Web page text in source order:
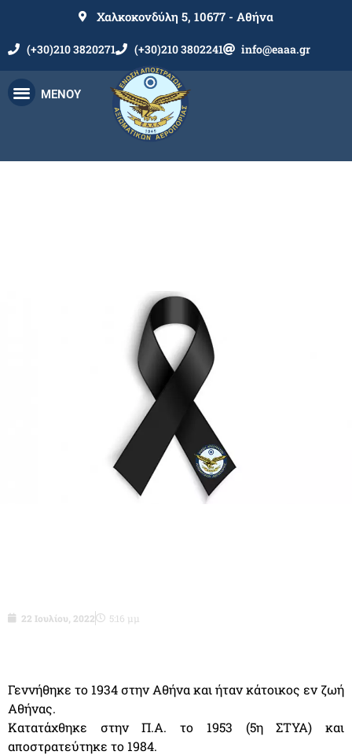
Χαλκοκονδύλη 5, 10677 - Αθήνα
(+30)210 3820271 (+30)210 3802241 info@eaaa.gr
ΜΕΝΟΥ
22 Ιουλίου, 2022 5:16 μμ
Γεννήθηκε το 1934 στην Αθήνα και ήταν κάτοικος εν ζωή
Αθήνας.
Κατατάχθηκε στην Π.Α. το 1953 (5η ΣΤΥΑ) και
αποστρατεύτηκε το 1984.